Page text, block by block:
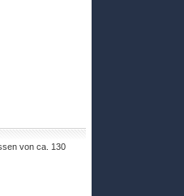
von ca. 130